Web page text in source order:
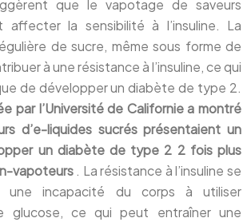
que le vapotage de saveurs
affecter la sensibilité à l’insuline. La
de sucre, même sous forme de
à une résistance à l’insuline, ce qui
de développer un diabète de type 2.
par l’Université de Californie a montré
d’e-liquides sucrés présentaient un
un diabète de type 2 2 fois plus
vapoteurs. La résistance à l’insuline se
une incapacité du corps à utiliser
glucose, ce qui peut entraîner une